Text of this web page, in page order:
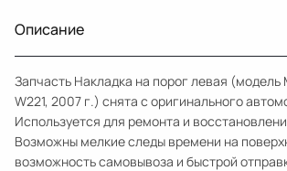
Описание
Запчасть Накладка на порог левая (модель
W221, 2007 г.) снята с оригинального
Используется для ремонта и
Возможны мелкие следы времени на
возможность самовывоза и быстрой